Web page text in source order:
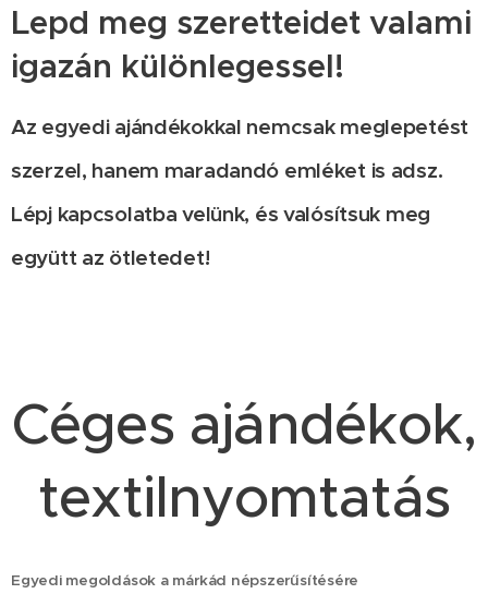
Lepd meg szeretteidet valami
igazán különlegessel!
Az egyedi ajándékokkal nemcsak meglepetést
szerzel, hanem maradandó emléket is adsz.
Lépj kapcsolatba velünk, és valósítsuk meg
együtt az ötletedet!
Céges ajándékok,
textilnyomtatás
Egyedi megoldások a márkád népszerűsítésére